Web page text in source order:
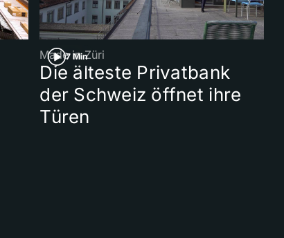
7 Min
Made in Züri
Die älteste Privatbank
der Schweiz öffnet ihre
Türen